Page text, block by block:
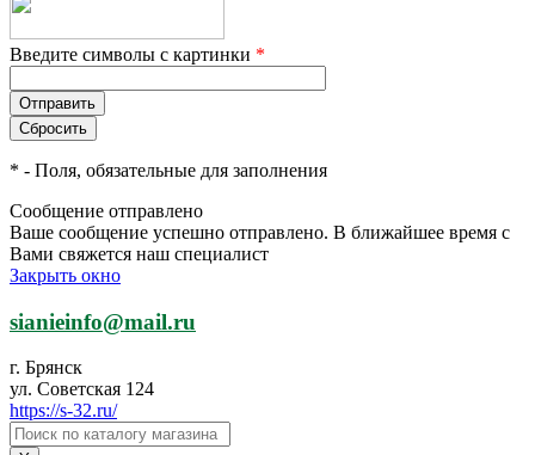
Введите символы с картинки *
* - Поля, обязательные для заполнения
Сообщение отправлено
Ваше сообщение успешно отправлено. В ближайшее время с
Вами свяжется наш специалист
Закрыть окно
sianieinfo@mail.ru
г. Брянск
ул. Советская 124
https://s-32.ru/